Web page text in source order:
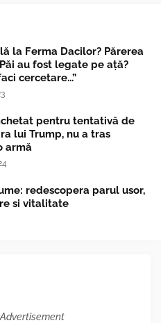
la Ferma Dacilor? Părerea
au fost legate pe ață?
cercetare...”
pentru tentativă de
lui Trump, nu a tras
armă
redescopera parul usor,
si vitalitate